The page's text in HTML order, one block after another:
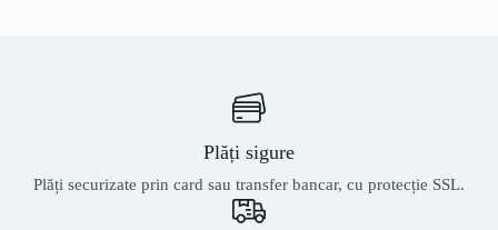
Plăți sigure
Plăți securizate prin card sau transfer bancar, cu protecție SSL.